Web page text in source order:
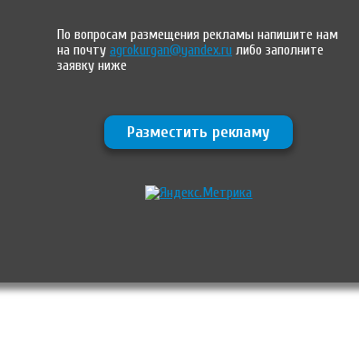
По вопросам размещения рекламы напишите нам
на почтуagrokurgan@yandex.ru либо заполните
заявку ниже
Разместить рекламу